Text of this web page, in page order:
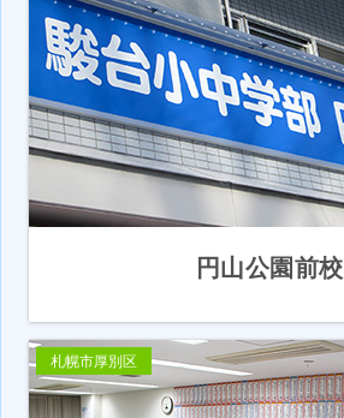
円山公園前校
札幌市厚別区